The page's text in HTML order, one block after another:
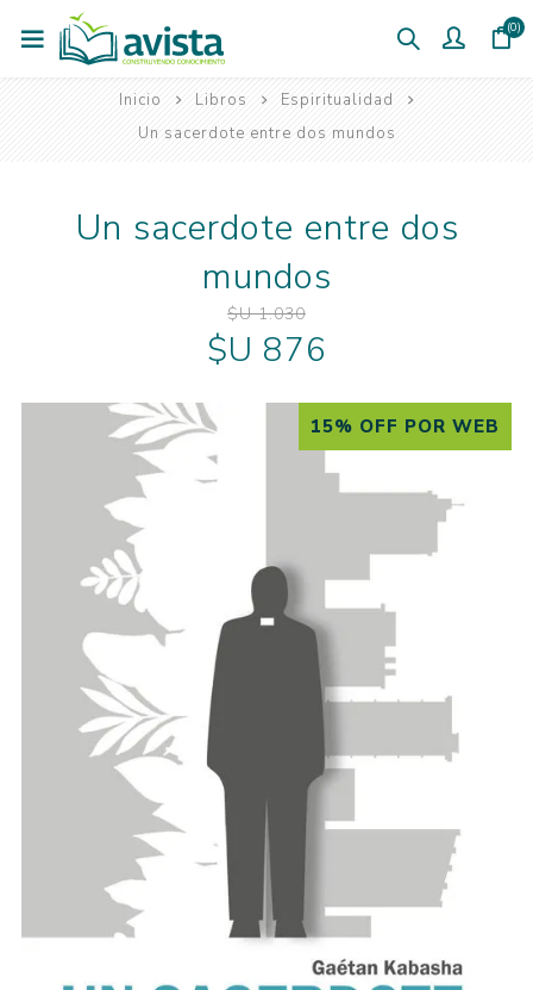
(0)
Inicio Libros
Espiritualidad
Un sacerdote entre dos mundos
15% OFF POR WEB
Un sacerdote entre dos
mundos
$U 1.030
$U 876